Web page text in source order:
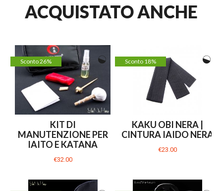
ACQUISTATO ANCHE
Sconto 26%
KIT DI
MANUTENZIONE PER
IAITO E KATANA
€32.00
Sconto 18%
KAKU OBI NERA |
CINTURA IAIDO NERA
€23.00